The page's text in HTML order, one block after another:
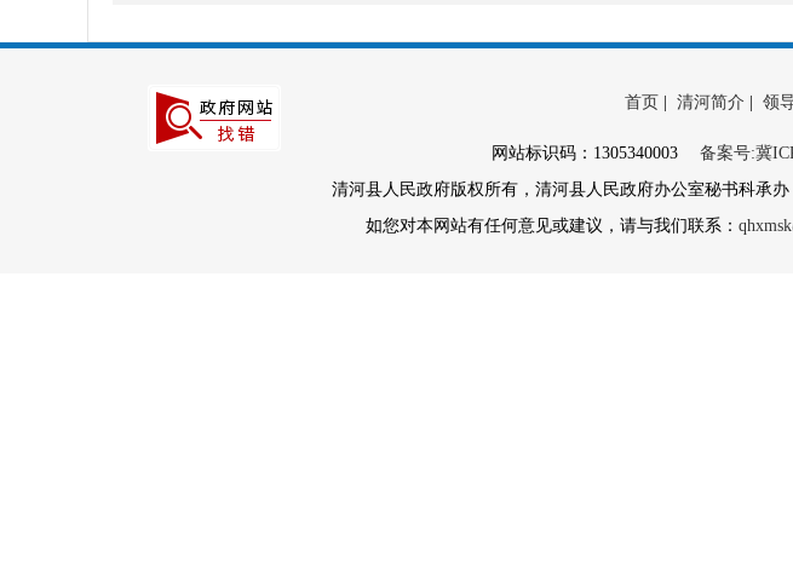
首页 清河简介 领
网站标识码：1305340003 备案号:冀
清河县人民政府版权所有，清河县人民政府办公室秘书科承
如您对本网站有任何意见或建议，请与我们联系：